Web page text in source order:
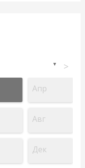
▼ >
Апр
Авг
Дек